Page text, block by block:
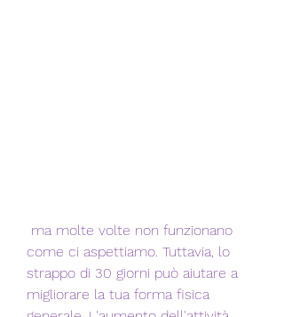
come ci aspettiamo. Tuttavia, lo
strappo di 30 giorni può aiutare a
migliorare la tua forma fisica